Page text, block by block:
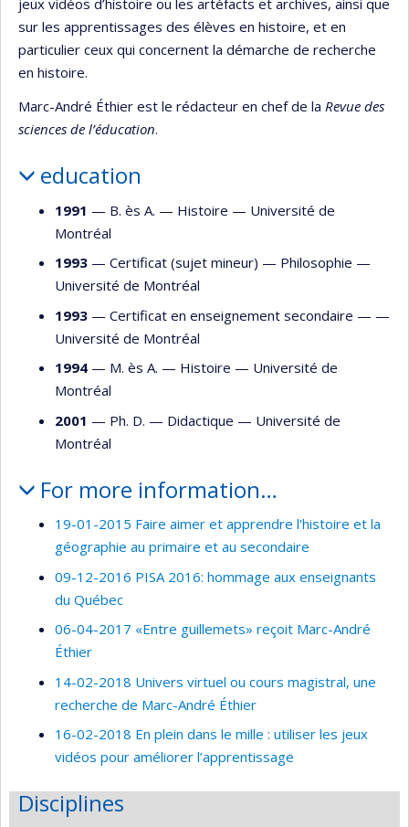
sur les apprentissages des élèves en histoire, et en
particulier ceux qui concernent la démarche de recherche
en histoire.
Marc-André Éthier est le rédacteur en chef de la Revue des
sciences de l’éducation.
education
1991 — B. ès A. — Histoire — Université de
Montréal
1993 — Certificat (sujet mineur) — Philosophie —
Université de Montréal
1993 — Certificat en enseignement secondaire — —
Université de Montréal
1994 — M. ès A. — Histoire — Université de
Montréal
2001 — Ph. D. — Didactique — Université de
Montréal
For more information…
19-01-2015 Faire aimer et apprendre l'histoire et la
géographie au primaire et au secondaire
09-12-2016 PISA 2016: hommage aux enseignants
du Québec
06-04-2017 «Entre guillemets» reçoit Marc-André
Éthier
14-02-2018 Univers virtuel ou cours magistral, une
recherche de Marc-André Éthier
16-02-2018 En plein dans le mille : utiliser les jeux
vidéos pour améliorer l’apprentissage
Disciplines